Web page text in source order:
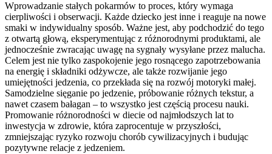
Wprowadzanie stałych pokarmów to proces, który wymaga
cierpliwości i obserwacji. Każde dziecko jest inne i reaguje na nowe
smaki w indywidualny sposób. Ważne jest, aby podchodzić do tego
z otwartą głową, eksperymentując z różnorodnymi produktami, ale
jednocześnie zwracając uwagę na sygnały wysyłane przez malucha.
Celem jest nie tylko zaspokojenie jego rosnącego zapotrzebowania
na energię i składniki odżywcze, ale także rozwijanie jego
umiejętności jedzenia, co przekłada się na rozwój motoryki małej.
Samodzielne sięganie po jedzenie, próbowanie różnych tekstur, a
nawet czasem bałagan – to wszystko jest częścią procesu nauki.
Promowanie różnorodności w diecie od najmłodszych lat to
inwestycja w zdrowie, która zaprocentuje w przyszłości,
zmniejszając ryzyko rozwoju chorób cywilizacyjnych i budując
pozytywne relacje z jedzeniem.